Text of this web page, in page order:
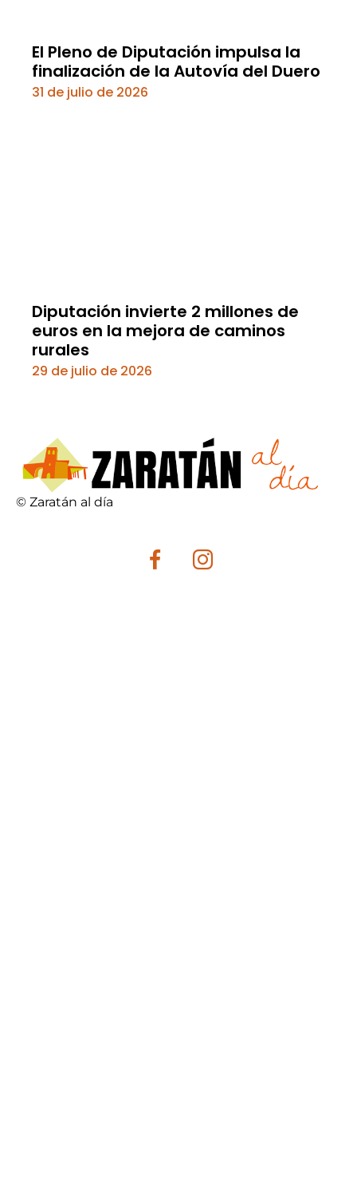
El Pleno de Diputación impulsa la
finalización de la Autovía del Duero
31 de julio de 2026
Diputación invierte 2 millones de
euros en la mejora de caminos
rurales
29 de julio de 2026
© Zaratán al día